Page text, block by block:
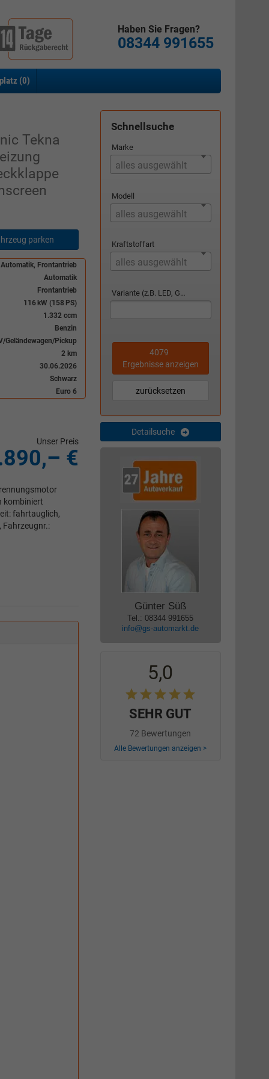
Haben Sie Fragen?
08344 991655
(0)
Tekna
parken
Frontantrieb
Automatik
Frontantrieb
116 kW (158 PS)
1.332 ccm
Benzin
Geländewagen/Pickup
2 km
30.06.2026
Schwarz
Euro 6
Unser Preis
€
kombiniert
fahrtauglich,
Schnellsuche
Marke
alles ausgewählt
Modell
alles ausgewählt
Kraftstoffart
alles ausgewählt
Variante (z.B. LED, GTI, Facelift...)
4079
Ergebnisse anzeigen
zurücksetzen
Detailsuche
Günter Süß
Tel.: 08344 991655
info@gs-automarkt.de
5,0
SEHR GUT
72 Bewertungen
Alle Bewertungen anzeigen >